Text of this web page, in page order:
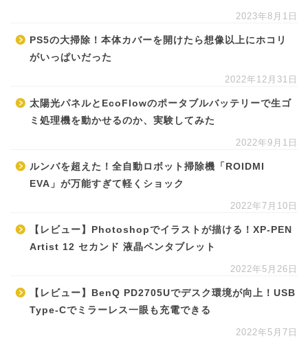
2023年8月1日
PS5の大掃除！本体カバーを開けたら想像以上にホコリ
がいっぱいだった
2022年12月31日
太陽光パネルとEcoFlowのポータブルバッテリーで生ゴ
ミ処理機を動かせるのか、実験してみた
2022年9月1日
ルンバを超えた！全自動ロボット掃除機「ROIDMI
EVA」が万能すぎて軽くショック
2022年7月10日
【レビュー】Photoshopでイラストが描ける！XP-PEN
Artist 12 セカンド 液晶ペンタブレット
2022年5月26日
【レビュー】BenQ PD2705Uでデスク環境が向上！USB
Type-Cでミラーレス一眼も充電できる
2022年5月7日